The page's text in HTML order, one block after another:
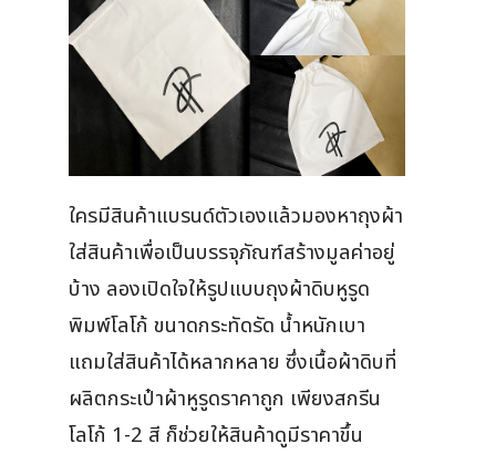
ใครมีสินค้าแบรนด์ตัวเองแล้วมองหาถุงผ้า
ใส่สินค้าเพื่อเป็นบรรจุภัณฑ์สร้างมูลค่าอยู่
บ้าง ลองเปิดใจให้รูปแบบถุงผ้าดิบหูรูด
พิมพ์โลโก้ ขนาดกระทัดรัด น้ำหนักเบา
แถมใส่สินค้าได้หลากหลาย ซึ่งเนื้อผ้าดิบที่
ผลิตกระเป๋าผ้าหูรูดราคาถูก เพียงสกรีน
โลโก้ 1-2 สี ก็ช่วยให้สินค้าดูมีราคาขึ้น